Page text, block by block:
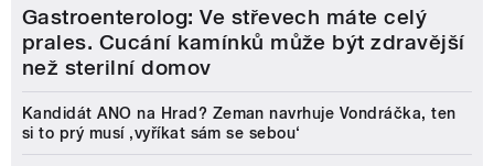
Gastroenterolog: Ve střevech máte celý
prales. Cucání kamínků může být zdravější
než sterilní domov
Kandidát ANO na Hrad? Zeman navrhuje Vondráčka, ten
si to prý musí ‚vyříkat sám se sebou‘